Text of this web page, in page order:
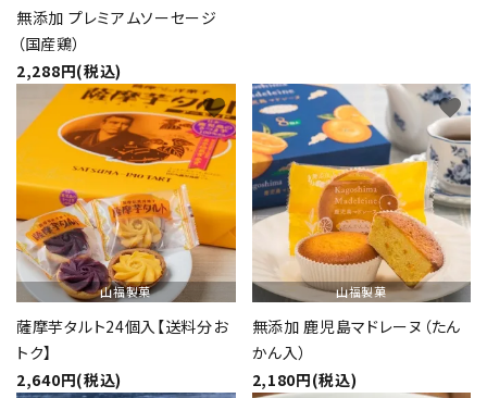
無添加 プレミアムソーセージ
（国産鶏）
2,288円(税込)
山福製菓
薩摩芋タルト24個入【送料分お
トク】
2,640円(税込)
favorite
山福製菓
無添加 鹿児島マドレーヌ（たん
かん入）
2,180円(税込)
favorite